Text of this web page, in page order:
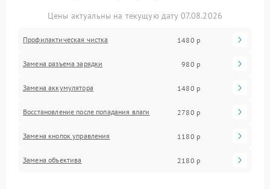
Цены актуальны на текущую дату 07.08.2026
Профилактическая чистка 1480 р
Замена разъема зарядки 980 р
Замена аккумулятора 1480 р
Восстановление после попадания влаги 2780 р
Замена кнопок управления 1180 р
Замена объектива 2180 р